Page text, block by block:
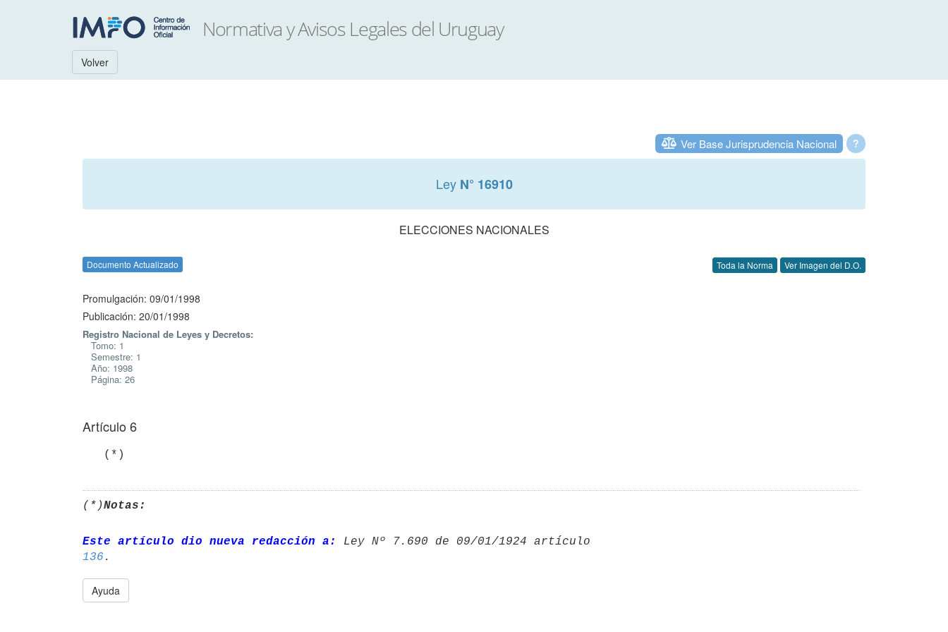
Volver
?
Ver Base Jurisprudencia Nacional
Ley N° 16910
ELECCIONES NACIONALES
Documento Actualizado Toda la Norma Ver Imagen del D.O.
Promulgación: 09/01/1998
Publicación: 20/01/1998
Registro Nacional de Leyes y Decretos:
Tomo: 1
Semestre: 1
Año: 1998
Página: 26
Artículo 6
(*)Notas:
Este artículo dio nueva redacción a:
Ley Nº 7.690 de 09/01/1924 artículo
136
Ayuda